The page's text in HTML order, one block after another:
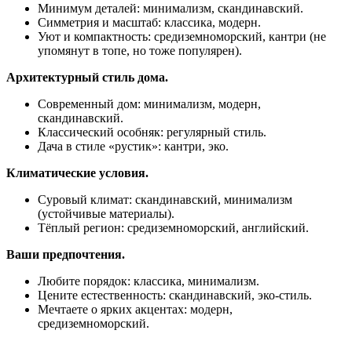
Минимум деталей: минимализм, скандинавский.
Симметрия и масштаб: классика, модерн.
Уют и компактность: средиземноморский, кантри (не
упомянут в топе, но тоже популярен).
Архитектурный стиль дома.
Современный дом: минимализм, модерн,
скандинавский.
Классический особняк: регулярный стиль.
Дача в стиле «рустик»: кантри, эко.
Климатические условия.
Суровый климат: скандинавский, минимализм
(устойчивые материалы).
Тёплый регион: средиземноморский, английский.
Ваши предпочтения.
Любите порядок: классика, минимализм.
Цените естественность: скандинавский, эко-стиль.
Мечтаете о ярких акцентах: модерн,
средиземноморский.